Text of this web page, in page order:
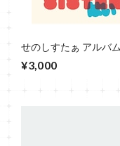
せのしすたぁ アル
¥3,000